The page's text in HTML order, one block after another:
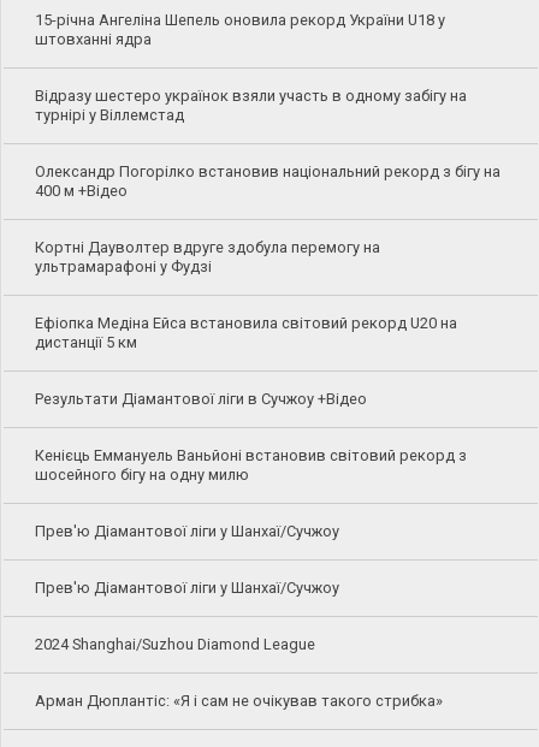
15-річна Ангеліна Шепель оновила рекорд України U18 у
штовханні ядра
Відразу шестеро українок взяли участь в одному забігу на
турнірі у Віллемстад
Олександр Погорілко встановив національний рекорд з бігу на
400 м +Відео
Кортні Дауволтер вдруге здобула перемогу на
ультрамарафоні у Фудзі
Ефіопка Медіна Ейса встановила світовий рекорд U20 на
дистанції 5 км
Результати Діамантової ліги в Сучжоу +Відео
Кенієць Еммануель Ваньйоні встановив світовий рекорд з
шосейного бігу на одну милю
Прев'ю Діамантової ліги у Шанхаї/Сучжоу
Прев'ю Діамантової ліги у Шанхаї/Сучжоу
2024 Shanghai/Suzhou Diamond League
Арман Дюплантіс: «Я і сам не очікував такого стрибка»